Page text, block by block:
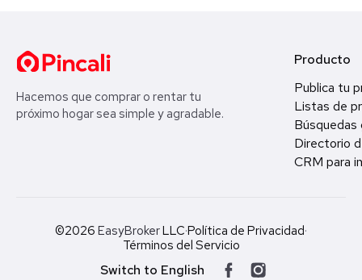
Hacemos que comprar o rentar tu
próximo hogar sea simple y agradable.
Producto
Publica tu
Listas de
Búsquedas
Directorio
CRM para
©2026 EasyBrokerLLC·Política de Privacidad·
Términos del Servicio
Switch to English